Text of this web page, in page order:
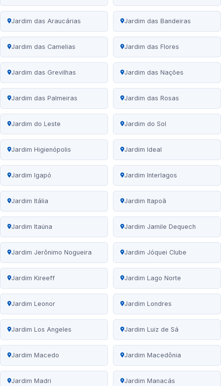
Jardim das Araucárias Jardim das Bandeiras
Jardim das Camelias Jardim das Flores
Jardim das Grevilhas Jardim das Nações
Jardim das Palmeiras Jardim das Rosas
Jardim do Leste Jardim do Sol
Jardim Higienópolis Jardim Ideal
Jardim Igapó Jardim Interlagos
Jardim Itália Jardim Itapoã
Jardim Itaúna Jardim Jamile Dequech
Jardim Jerônimo Nogueira Jardim Jóquei Clube
Jardim Kireeff Jardim Lago Norte
Jardim Leonor Jardim Londres
Jardim Los Angeles Jardim Luiz de Sá
Jardim Macedo Jardim Macedônia
Jardim Madri Jardim Manacás